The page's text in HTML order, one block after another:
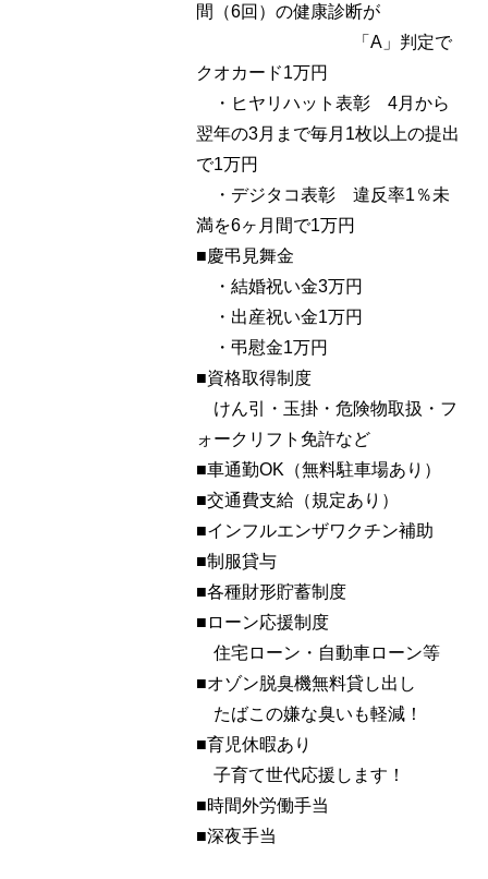
間（6回）の健康診断が
「A」判定で
クオカード1万円
・ヒヤリハット表彰 4月から
翌年の3月まで毎月1枚以上の提出
で1万円
・デジタコ表彰 違反率1％未
満を6ヶ月間で1万円
■慶弔見舞金
・結婚祝い金3万円
・出産祝い金1万円
・弔慰金1万円
■資格取得制度
けん引・玉掛・危険物取扱・フ
ォークリフト免許など
■車通勤OK（無料駐車場あり）
■交通費支給（規定あり）
■インフルエンザワクチン補助
■制服貸与
■各種財形貯蓄制度
■ローン応援制度
住宅ローン・自動車ローン等
■オゾン脱臭機無料貸し出し
たばこの嫌な臭いも軽減！
■育児休暇あり
子育て世代応援します！
■時間外労働手当
■深夜手当